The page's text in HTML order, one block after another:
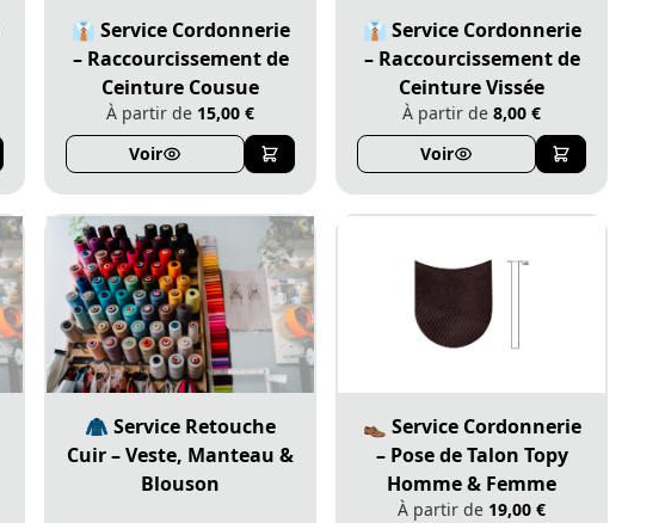
👔 Service Cordonnerie
– Raccourcissement de
Ceinture Cousue
À partir de 15,00 €
Voir
👔 Service Cordonnerie
– Raccourcissement de
Ceinture Vissée
À partir de 8,00 €
Voir
🧥 Service Retouche
Cuir – Veste, Manteau &
Blouson
👞 Service Cordonnerie
– Pose de Talon Topy
Homme & Femme
À partir de 19,00 €